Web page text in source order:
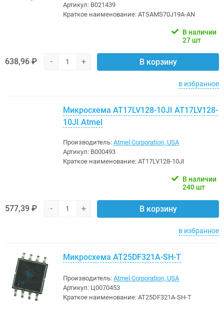
Артикул: B021439
Краткое наименование: ATSAMS70J19A-AN
В наличии
27 шт
638,96 ₽ - + В корзину
в избранное
Микросхема AT17LV128-10JI AT17LV128-
10JI Atmel
Производитель: Atmel Corporation, USA
Артикул: B000493
Краткое наименование: AT17LV128-10JI
В наличии
240 шт
577,39 ₽ - + В корзину
в избранное
Микросхема AT25DF321A-SH-T
Производитель: Atmel Corporation, USA
Артикул: Ц0070453
Краткое наименование: AT25DF321A-SH-T